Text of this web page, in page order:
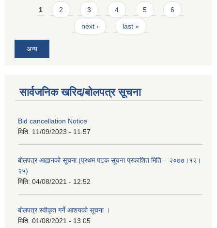
Pages
1 2 3 4 5 6
next › last »
अन्य
सार्वजनिक खरिद/बोलपत्र सूचना
Bid cancellation Notice
मिति: 11/09/2023 - 11:57
बोलपत्र आह्वानको सूचना (प्रथम पटक सूचना प्रकाशित मिति – २०७७।१२।
२५)
मिति: 04/08/2021 - 12:52
बोलपत्र स्वीकृत गर्ने आशयको सूचना ।
मिति: 01/08/2021 - 13:05